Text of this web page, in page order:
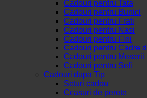
Cadouri pentru Tata
Cadouri pentru Bunici
Cadouri pentru Frati
Cadouri pentru Nasi
Cadouri pentru Fini
Cadouri pentru Cadre
Cadouri pentru Meserii
Cadouri pentru Sefi
Cadouri dupa Tip
Seturi cadou
Ceasuri de perete